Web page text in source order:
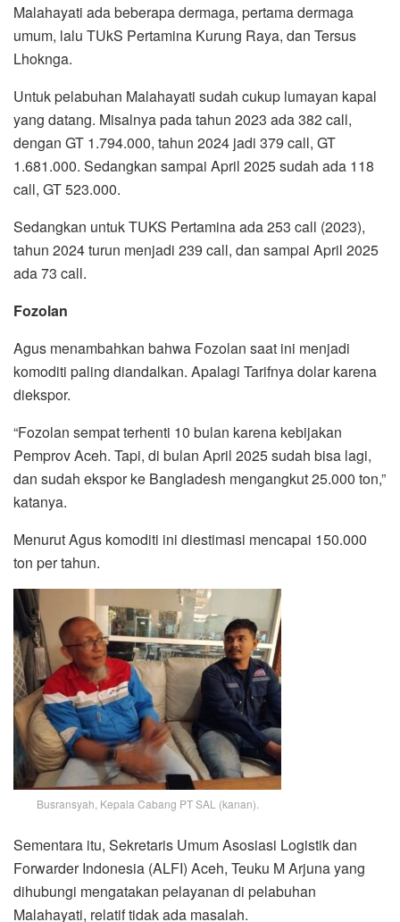
Malahayati ada beberapa dermaga, pertama dermaga
umum, lalu TUkS Pertamina Kurung Raya, dan Tersus
Lhoknga.
Untuk pelabuhan Malahayati sudah cukup lumayan kapal
yang datang. Misalnya pada tahun 2023 ada 382 call,
dengan GT 1.794.000, tahun 2024 jadi 379 call, GT
1.681.000. Sedangkan sampai April 2025 sudah ada 118
call, GT 523.000.
Sedangkan untuk TUKS Pertamina ada 253 call (2023),
tahun 2024 turun menjadi 239 call, dan sampai April 2025
ada 73 call.
Fozolan
Agus menambahkan bahwa Fozolan saat ini menjadi
komoditi paling diandalkan. Apalagi Tarifnya dolar karena
diekspor.
“Fozolan sempat terhenti 10 bulan karena kebijakan
Pemprov Aceh. Tapi, di bulan April 2025 sudah bisa lagi,
dan sudah ekspor ke Bangladesh mengangkut 25.000 ton,”
katanya.
Menurut Agus komoditi ini diestimasi mencapai 150.000
ton per tahun.
Busransyah, Kepala Cabang PT SAL (kanan).
Sementara itu, Sekretaris Umum Asosiasi Logistik dan
Forwarder Indonesia (ALFI) Aceh, Teuku M Arjuna yang
dihubungi mengatakan pelayanan di pelabuhan
Malahayati, relatif tidak ada masalah.